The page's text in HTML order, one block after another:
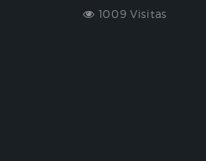
1009 Visitas